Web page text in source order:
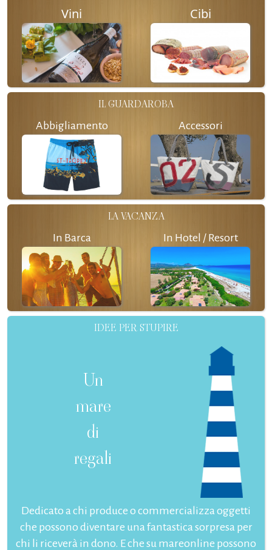
Vini Cibi
IL GUARDAROBA
Abbigliamento Accessori
LA VACANZA
In Barca In Hotel / Resort
IDEE PER STUPIRE
Un
mare
di
regali
Dedicato a chi produce o commercializza oggetti
che possono diventare una fantastica sorpresa per
chi li riceverà in dono. E che su mareonline possono